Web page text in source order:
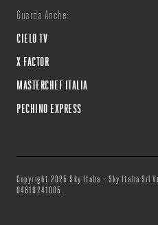
Guarda Anche:
CIELO TV
X FACTOR
MASTERCHEF ITALIA
PECHINO EXPRESS
Copyright 2025 Sky Italia - Sky Italia Srl
04619241005.